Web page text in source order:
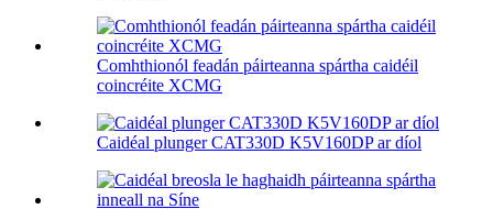
Comhthionól feadán páirteanna spártha caidéil
coincréite XCMG
Caidéal plunger CAT330D K5V160DP ar díol